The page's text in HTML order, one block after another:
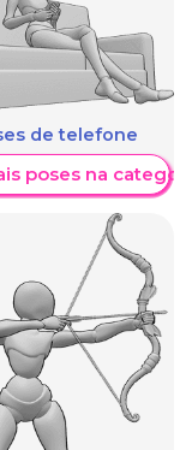
de telefone
poses na